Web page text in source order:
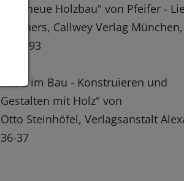
"Der neue Holzbau" von Pfeifer -
_ Reiners, Callwey Verlag
S. 90-93
"Holz im Bau - Konstruieren und
Gestalten mit Holz" von
Otto Steinhöfel, Verlagsanstalt
36-37